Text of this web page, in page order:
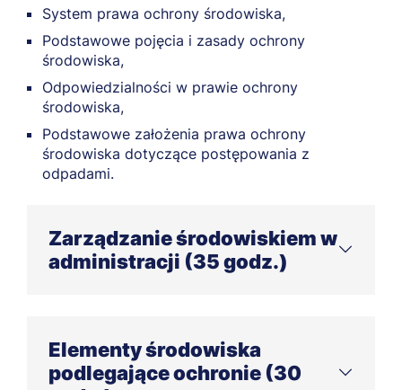
System prawa ochrony środowiska,
Podstawowe pojęcia i zasady ochrony
środowiska,
Odpowiedzialności w prawie ochrony
środowiska,
Podstawowe założenia prawa ochrony
środowiska dotyczące postępowania z
odpadami.
Zarządzanie środowiskiem w
administracji (35 godz.)
krajowym, regionalnym i lokalnym,
Zarządzanie gospodarką odpadami
komunalnymi i systemy nadzoru,
Elementy środowiska
podlegające ochronie (30